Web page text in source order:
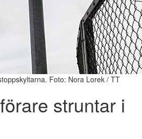
Foto: Nora Lorek / TT
struntar i